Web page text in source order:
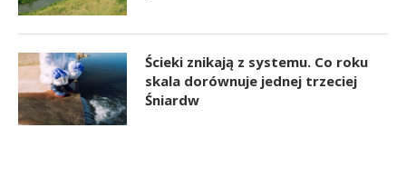
Ścieki znikają z systemu. Co roku
skala dorównuje jednej trzeciej
Śniardw